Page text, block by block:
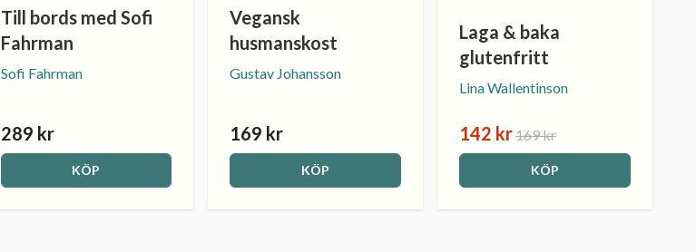
Till bords med Sofi
Fahrman
Sofi Fahrman
289 kr
KÖP
Vegansk
husmanskost
Gustav Johansson
169 kr
KÖP
Laga & baka
glutenfritt
Lina Wallentinson
142 kr169 kr
KÖP